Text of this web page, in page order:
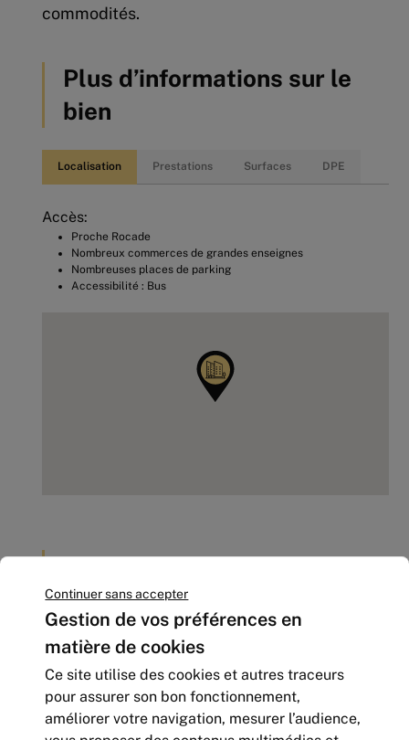
commodités.
Plus d’informations sur le
bien
Localisation Prestations Surfaces DPE
Accès:
Proche Rocade
Nombreux commerces de grandes enseignes
Nombreuses places de parking
Accessibilité : Bus
D’autres offres situés aux
environs
Continuer sans accepter
Gestion de vos préférences en
matière de cookies
Ce site utilise des cookies et autres traceurs
pour assurer son bon fonctionnement,
améliorer votre navigation, mesurer l’audience,